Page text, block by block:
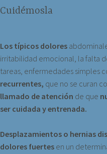
Cuidémosla
Los típicos dolores
irritabilidad emocional, la falta
tareas, enfermedades simples
recurrentes, que no se curan
llamado de atención de que
ser cuidada y entrenada.
Desplazamientos o hernias
dolores fuertes en un